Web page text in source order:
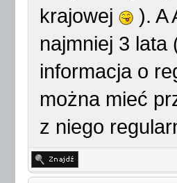
krajowej
). A
najmniej 3 lata
informacja o
można mieć
z niego